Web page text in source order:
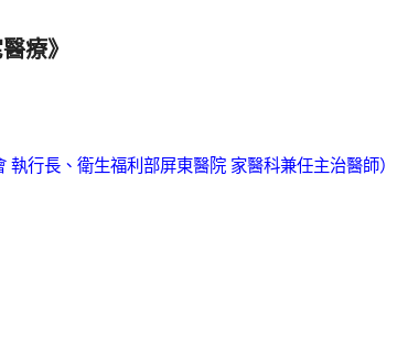
療》
行長、衛生福利部屏東醫院 家醫科兼任主治醫師）